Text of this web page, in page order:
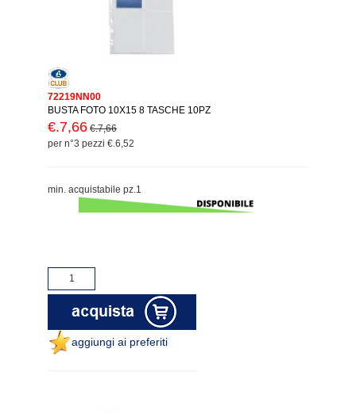
72219NN00
BUSTA FOTO 10X15 8 TASCHE 10PZ
€.7,66 €.7,66
per n°3 pezzi €.6,52
min. acquistabile pz.1
aggiungi ai preferiti